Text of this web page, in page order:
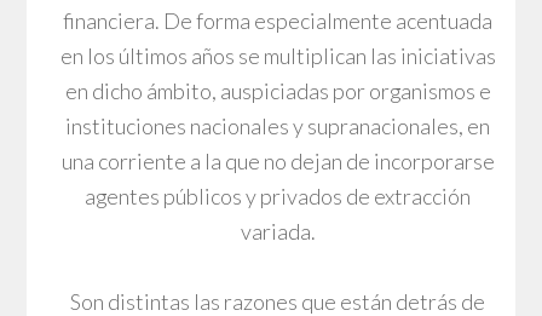
financiera. De forma especialmente acentuada
en los últimos años se multiplican las iniciativas
en dicho ámbito, auspiciadas por organismos e
instituciones nacionales y supranacionales, en
una corriente a la que no dejan de incorporarse
agentes públicos y privados de extracción
variada.
Son distintas las razones que están detrás de